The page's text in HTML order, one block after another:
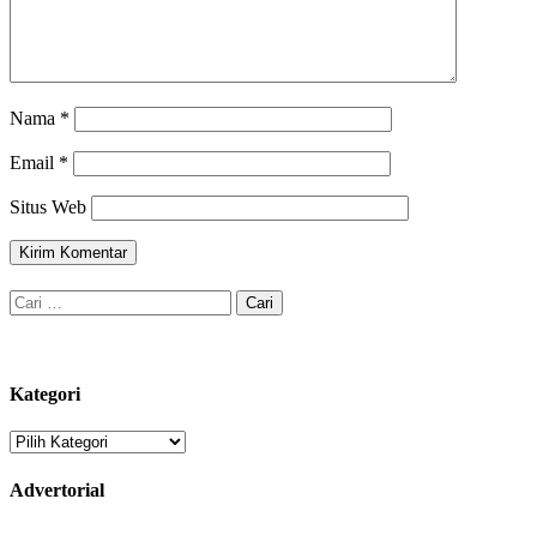
Nama *
Email *
Situs Web
Cari
untuk:
Kategori
Kategori
Advertorial